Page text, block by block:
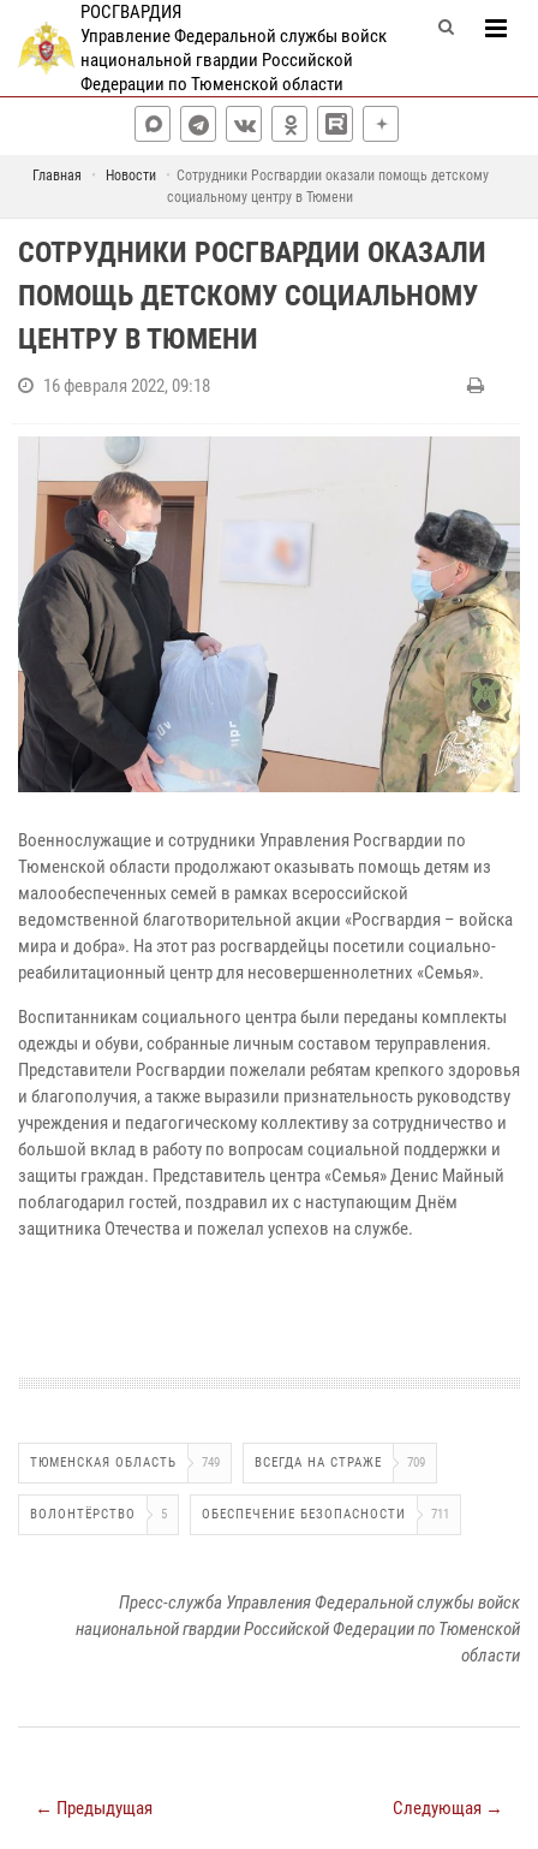
РОСГВАРДИЯ
Управление Федеральной службы войск
национальной гвардии Российской
Федерации по Тюменской области
Главная Новости
Сотрудники Росгвардии оказали помощь детскому
социальному центру в Тюмени
СОТРУДНИКИ РОСГВАРДИИ ОКАЗАЛИ
ПОМОЩЬ ДЕТСКОМУ СОЦИАЛЬНОМУ
ЦЕНТРУ В ТЮМЕНИ
16 февраля 2022, 09:18
Военнослужащие и сотрудники Управления Росгвардии по
Тюменской области продолжают оказывать помощь детям из
малообеспеченных семей в рамках всероссийской
ведомственной благотворительной акции «Росгвардия – войска
мира и добра». На этот раз росгвардейцы посетили социально-
реабилитационный центр для несовершеннолетних «Семья».
Воспитанникам социального центра были переданы комплекты
одежды и обуви, собранные личным составом теруправления.
Представители Росгвардии пожелали ребятам крепкого здоровья
и благополучия, а также выразили признательность руководству
учреждения и педагогическому коллективу за сотрудничество и
большой вклад в работу по вопросам социальной поддержки и
защиты граждан. Представитель центра «Семья» Денис Майный
поблагодарил гостей, поздравил их с наступающим Днём
защитника Отечества и пожелал успехов на службе.
ТЮМЕНСКАЯ ОБЛАСТЬ 749 ВСЕГДА НА СТРАЖЕ 709
ВОЛОНТЁРСТВО 5 ОБЕСПЕЧЕНИЕ БЕЗОПАСНОСТИ 711
Пресс-служба Управления Федеральной службы войск
национальной гвардии Российской Федерации по Тюменской
области
← Предыдущая Следующая →